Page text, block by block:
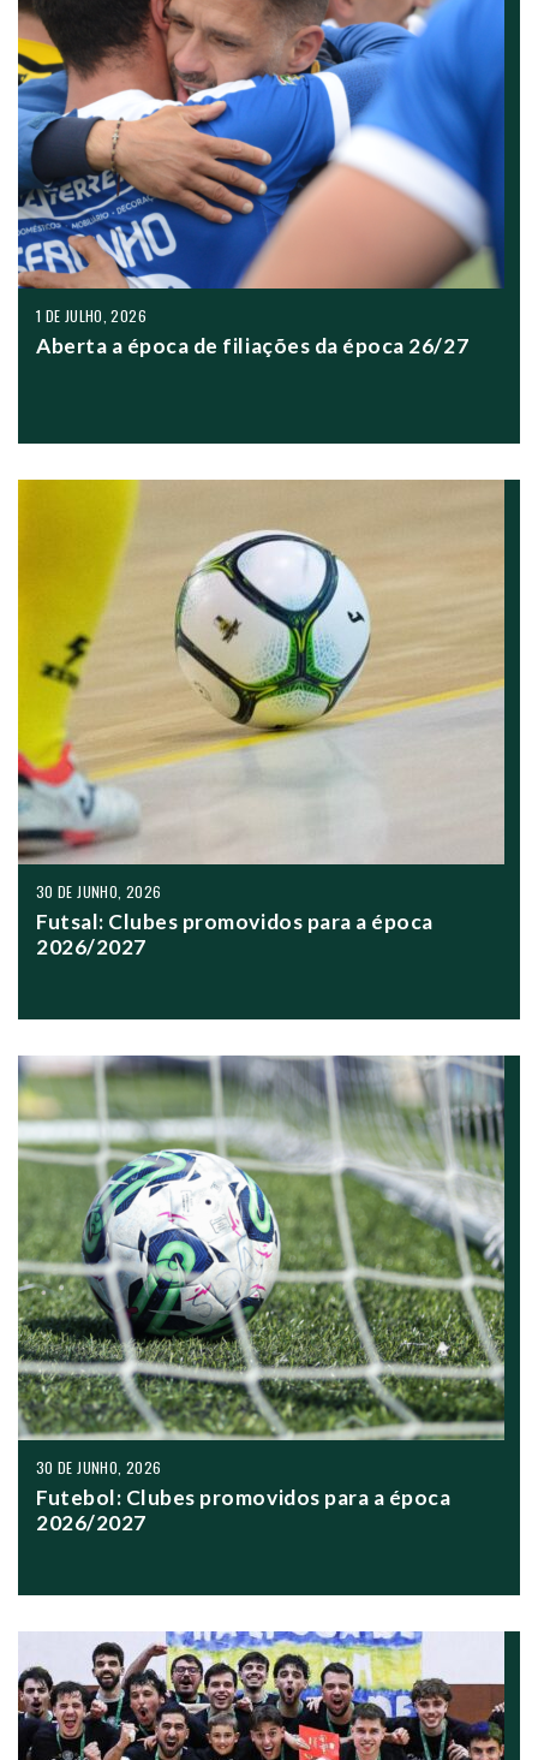
1 DE JULHO, 2026
Aberta a época de filiações da época 26/27
30 DE JUNHO, 2026
Futsal: Clubes promovidos para a época
2026/2027
30 DE JUNHO, 2026
Futebol: Clubes promovidos para a época
2026/2027